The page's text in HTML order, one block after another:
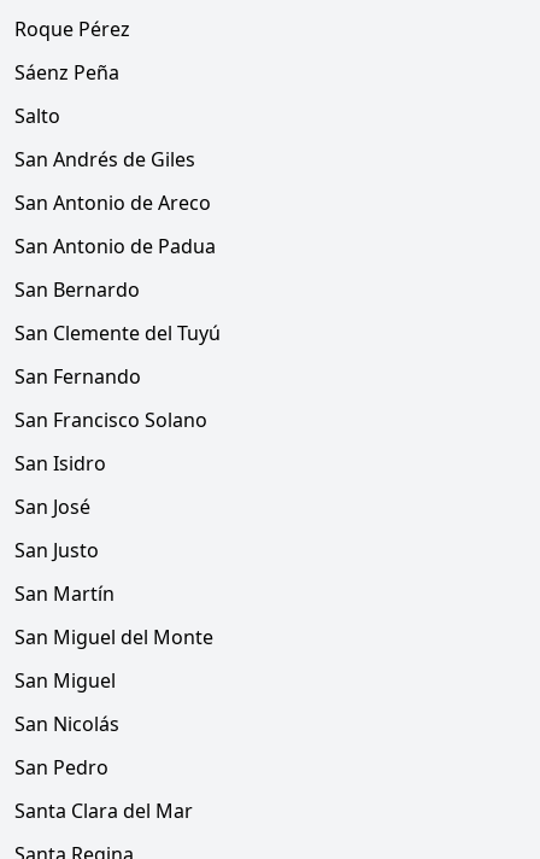
Roque Pérez
Sáenz Peña
Salto
San Andrés de Giles
San Antonio de Areco
San Antonio de Padua
San Bernardo
San Clemente del Tuyú
San Fernando
San Francisco Solano
San Isidro
San José
San Justo
San Martín
San Miguel del Monte
San Miguel
San Nicolás
San Pedro
Santa Clara del Mar